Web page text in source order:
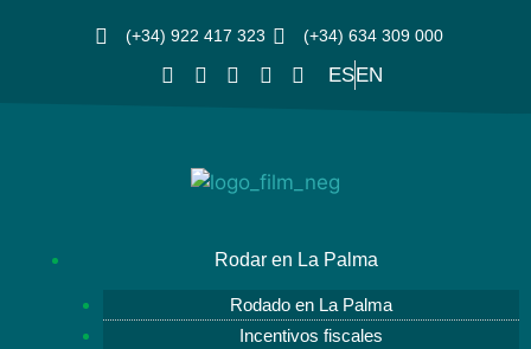
(+34) 922 417 323 (+34) 634 309 000
ESEN
Rodar en La Palma
Rodado en La Palma
Incentivos fiscales